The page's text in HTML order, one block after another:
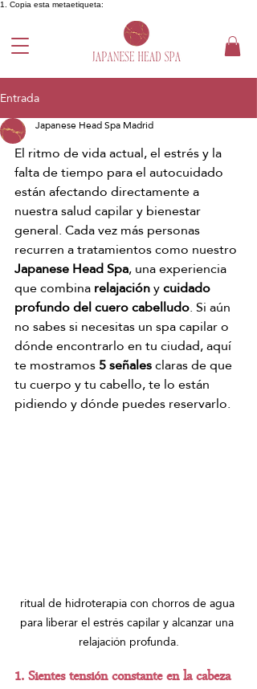
1. Copia esta metaetiqueta:
Entrada
Japanese Head Spa Madrid
El ritmo de vida actual, el estrés y la
falta de tiempo para el autocuidado
están afectando directamente a
nuestra salud capilar y bienestar
general. Cada vez más personas
recurren a tratamientos como nuestro
Japanese Head Spa, una experiencia
que combina relajación y cuidado
profundo del cuero cabelludo. Si aún
no sabes si necesitas un spa capilar o
dónde encontrarlo en tu ciudad, aquí
te mostramos 5 señales claras de que
tu cuerpo y tu cabello, te lo están
pidiendo y dónde puedes reservarlo.
ritual de hidroterapia con chorros de agua
para liberar el estrés capilar y alcanzar una
relajación profunda.
1. Sientes tensión constante en la cabeza